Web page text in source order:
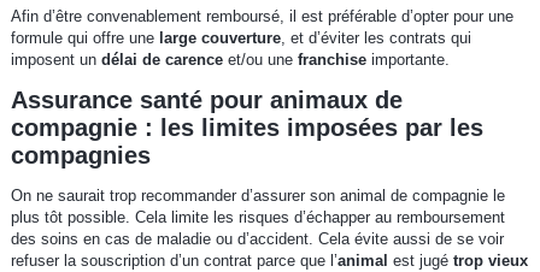
Afin d’être convenablement remboursé, il est préférable d’opter pour une
formule qui offre une large couverture, et d’éviter les contrats qui
imposent un délai de carenceet/ou une franchiseimportante.
Assurance santé pour animaux de
compagnie : les limites imposées par les
compagnies
On ne saurait trop recommander d’assurer son animal de compagnie le
plus tôt possible. Cela limite les risques d’échapper au remboursement
des soins en cas de maladie ou d’accident. Cela évite aussi de se voir
refuser la souscription d’un contrat parce que l’animal est jugé trop vieux